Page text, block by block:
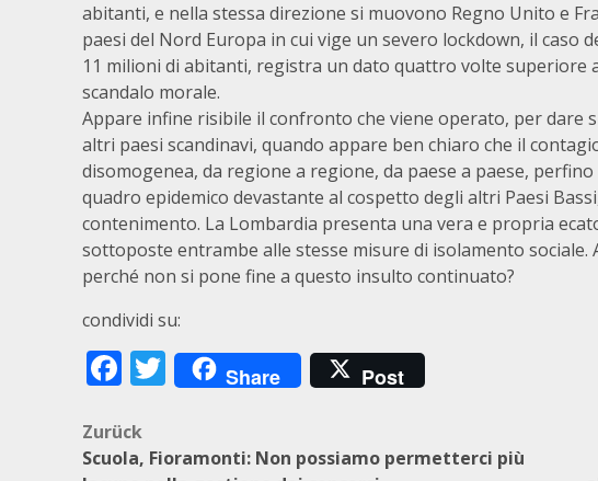
abitanti, e nella stessa direzione si muovono Regno Unito e
paesi del Nord Europa in cui vige un severo lockdown, il caso
11 milioni di abitanti, registra un dato quattro volte superiore
scandalo morale.
Appare infine risibile il confronto che viene operato, per dare
altri paesi scandinavi, quando appare ben chiaro che il
disomogenea, da regione a regione, da paese a paese,
quadro epidemico devastante al cospetto degli altri Paesi
contenimento. La Lombardia presenta una vera e propria
sottoposte entrambe alle stesse misure di isolamento sociale.
perché non si pone fine a questo insulto continuato?
condividi su:
Facebook
Twitter
Share Post
Beitragsnavigation
Zurück
Scuola, Fioramonti: Non possiamo permetterci più